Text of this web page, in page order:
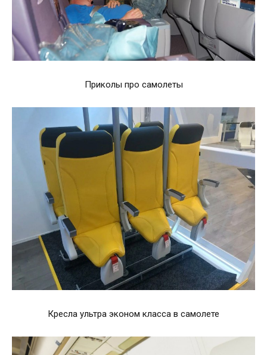
Приколы про самолеты
Кресла ультра эконом класса в самолете